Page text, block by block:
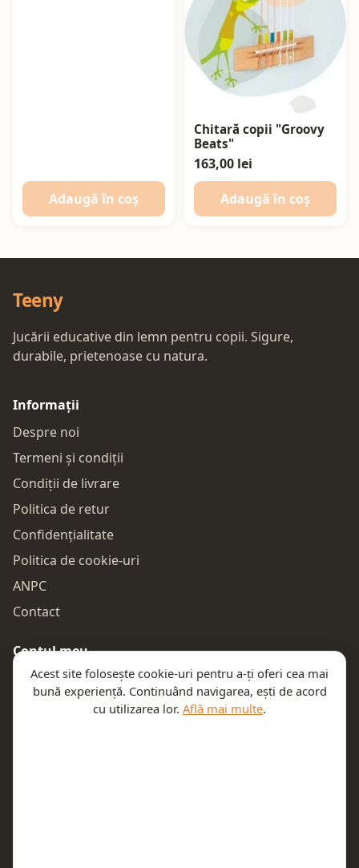
Adaugă în coș
Chitară copii "Groovy
Beats"
163,00 lei
Adaugă în coș
Teeny
Jucării educative din lemn pentru copii. Sigure,
durabile, prietenoase cu natura.
Informații
Despre noi
Termeni și condiții
Condiții de livrare
Politica de retur
Confidențialitate
Politica de cookie-uri
ANPC
Contact
Contul meu
Autentificare
Comenzile mele
Acest site folosește cookie-uri pentru a-ți oferi cea mai
bună experiență. Continuând navigarea, ești de acord
cu utilizarea lor. Află mai multe.